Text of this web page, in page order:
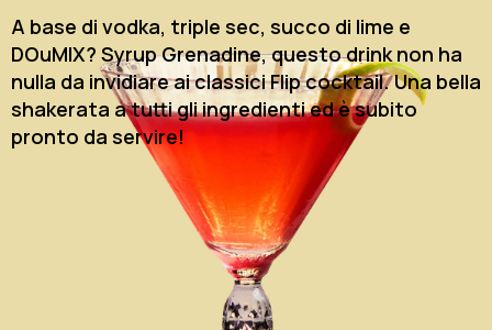
A base di vodka, triple sec, succo di lime e
DOuMIX? Syrup Grenadine, questo drink non ha
nulla da invidiare ai classici Flip cocktail. Una bella
shakerata a tutti gli ingredienti ed è subito
pronto da servire!